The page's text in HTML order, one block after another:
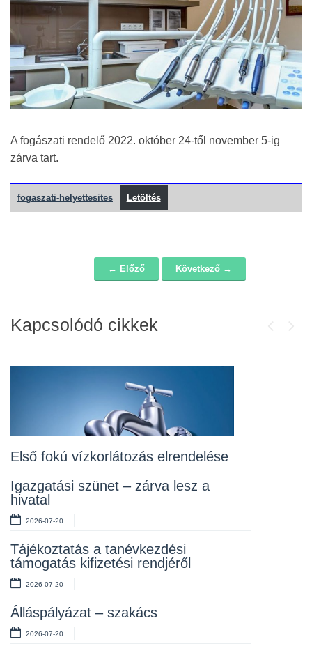
A fogászati rendelő 2022. október 24-től november 5-ig
zárva tart.
fogaszati-helyettesites Letöltés
← Előző Következő →
Kapcsolódó cikkek
Első fokú vízkorlátozás elrendelése
Igazgatási szünet – zárva lesz a
hivatal
2026-07-20
Tájékoztatás a tanévkezdési
támogatás kifizetési rendjéről
2026-07-20
Álláspályázat – szakács
2026-07-20
Álláspályázat – konyhai kisegítő
Lakossági fórum az Erzsébet téri
2026-07-10
Rendelet kihirdetése
2026-07-10
Álláspályázat – takarító
2026-07-06